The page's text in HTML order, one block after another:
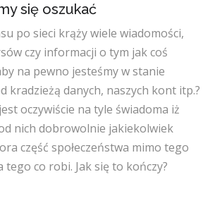
się oszukać
po sieci krąży wiele wiadomości,
czy informacji o tym jak coś
na pewno jesteśmy w stanie
kradzieżą danych, naszych kont itp.?
oczywiście na tyle świadoma iż
nich dobrowolnie jakiekolwiek
część społeczeństwa mimo tego
tego co robi. Jak się to kończy?